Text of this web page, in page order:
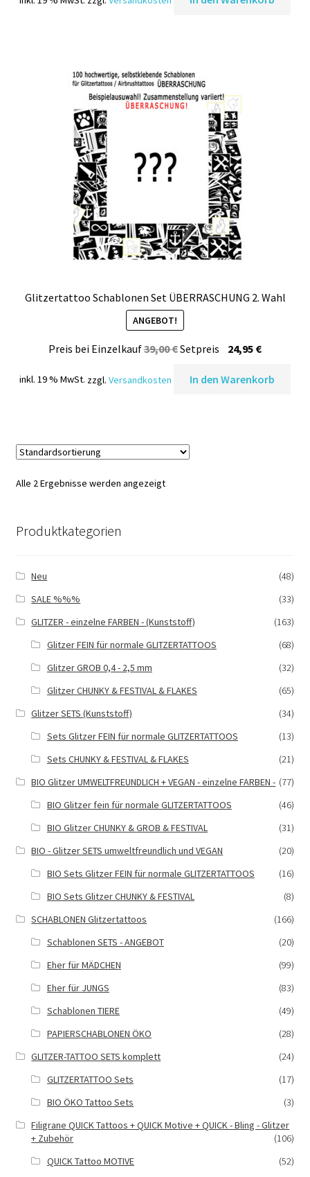
war:
ist:
Glitzertattoo Schablonen Set ÜBERRASCHUNG 2. Wahl
ANGEBOT!
Preis bei Einzelkauf39,00€Ursprünglicher
war:
Setpreis 24,95 €Aktueller
ist:
inkl. 19 % MwSt. zzgl.Versandkosten In den Warenkorb
Alle 2 Ergebnisse werden angezeigt
Produktkategorien
Neu
(48)
SALE %%%
(33)
GLITZER - einzelne FARBEN - (Kunststoff)
(163)
Glitzer FEIN für normale GLITZERTATTOOS
(68)
Glitzer GROB 0,4 - 2,5 mm
(32)
Glitzer CHUNKY & FESTIVAL & FLAKES
(65)
Glitzer SETS (Kunststoff)
(34)
Sets Glitzer FEIN für normale GLITZERTATTOOS
(13)
Sets CHUNKY & FESTIVAL & FLAKES
(21)
BIO Glitzer UMWELTFREUNDLICH + VEGAN - einzelne FARBEN - (77)
BIO Glitzer fein für normale GLITZERTATTOOS
(46)
BIO Glitzer CHUNKY & GROB & FESTIVAL
(31)
BIO - Glitzer SETS umweltfreundlich und VEGAN
(20)
BIO Sets Glitzer FEIN für normale GLITZERTATTOOS
(16)
BIO Sets Glitzer CHUNKY & FESTIVAL
(8)
SCHABLONEN Glitzertattoos
(166)
Schablonen SETS - ANGEBOT
(20)
Eher für MÄDCHEN
(99)
Eher für JUNGS
(83)
Schablonen TIERE
(49)
PAPIERSCHABLONEN ÖKO
(28)
GLITZER-TATTOO SETS komplett
(24)
GLITZERTATTOO Sets
(17)
BIO ÖKO Tattoo Sets
(3)
Filigrane QUICK Tattoos + QUICK Motive + QUICK - Bling - Glitzer
+ Zubehör
(106)
QUICK Tattoo MOTIVE
(52)